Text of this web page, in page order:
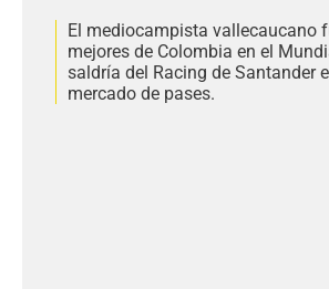
El mediocampista vallecaucano
mejores de Colombia en el
saldría del Racing de Santander
mercado de pases.